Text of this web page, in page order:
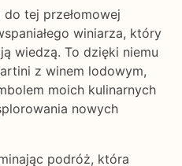
tej przełomowej
winiarza, który
wiedzą. To dzięki niemu
z winem lodowym,
moich kulinarnych
nowych
podróż, która